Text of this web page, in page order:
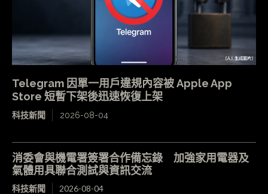
Telegram 因單一用戶違規內容被 Apple App
Store 短暫下架後迅速恢復上架
科技新聞 2026-08-04
消委會與機電署簽署合作備忘錄 加強家用電器及
氣體用具聯合測試與資訊交流
科技新聞 2026-08-04